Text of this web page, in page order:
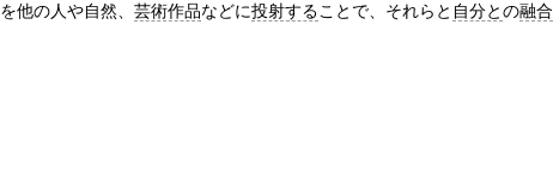
e
を他の人や自然、芸術作品などに投射することで、それらと 自分との融合